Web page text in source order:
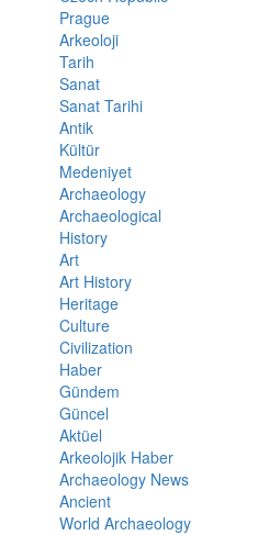
Prague
Arkeoloji
Tarih
Sanat
Sanat Tarihi
Antik
Kültür
Medeniyet
Archaeology
Archaeological
History
Art
Art History
Heritage
Culture
Civilization
Haber
Gündem
Güncel
Aktüel
Arkeolojik Haber
Archaeology News
Ancient
World Archaeology